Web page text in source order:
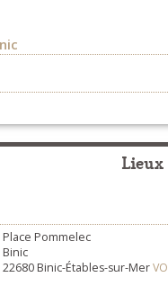
sur-Mer
Lieux
Place Pommelec
Binic
22680 Binic-Étables-sur-Mer